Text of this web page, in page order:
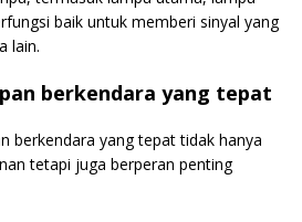
baik untuk memberi sinyal yang
lain.
berkendara yang tepat
berkendara yang tepat tidak hanya
tetapi juga berperan penting